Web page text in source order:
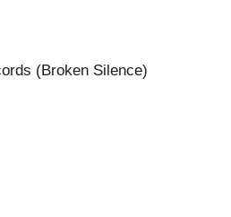
(Broken Silence)